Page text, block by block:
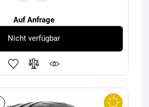
Auf Anfrage
Nicht verfügbar